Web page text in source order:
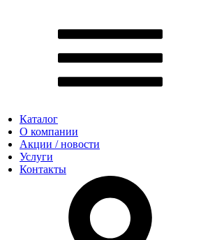
Каталог
О компании
Акции / новости
Услуги
Контакты